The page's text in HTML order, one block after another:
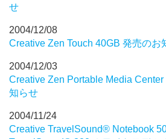
せ
2004/12/08
Creative Zen Touch 40GB 発売のお
2004/12/03
Creative Zen Portable Media
知らせ
2004/11/24
Creative TravelSound® Notebook